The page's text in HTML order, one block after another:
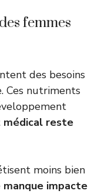
femmes
des besoins
Ces nutriments
médical reste
moins bien
manque impacte